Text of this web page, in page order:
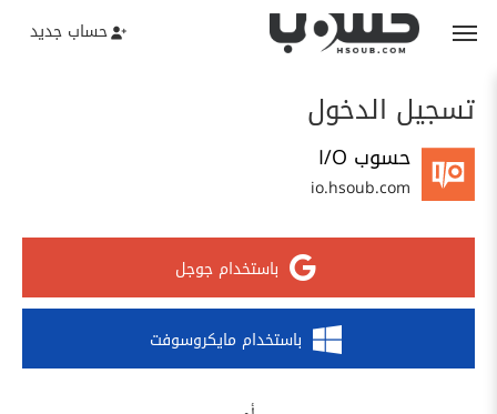
حساب جديد
تسجيل الدخول
حسوب I/O
io.hsoub.com
باستخدام جوجل
باستخدام مايكروسوفت